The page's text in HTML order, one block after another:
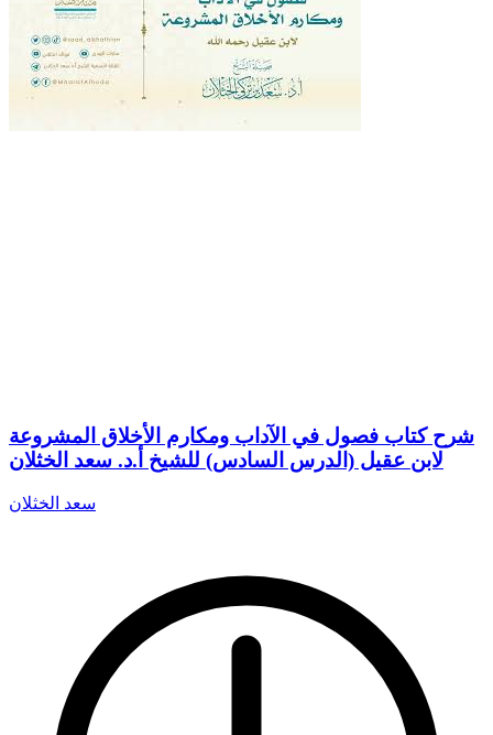
شرح كتاب فصول في الآداب ومكارم الأخلاق المشروعة
لابن عقيل (الدرس السادس) للشيخ أ.د. سعد الخثلان
سعد الخثلان